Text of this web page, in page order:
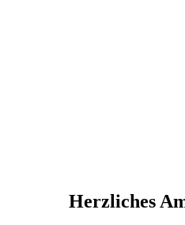
Herzliches